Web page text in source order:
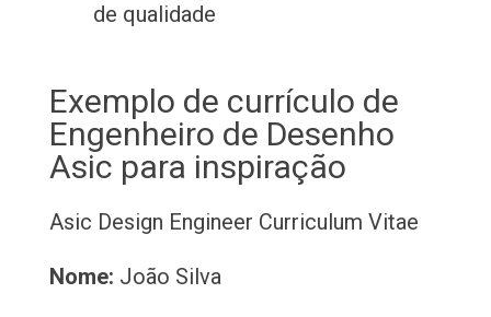
de qualidade
Exemplo de currículo de
Engenheiro de Desenho
Asic para inspiração
Asic Design Engineer Curriculum Vitae
Nome: João Silva